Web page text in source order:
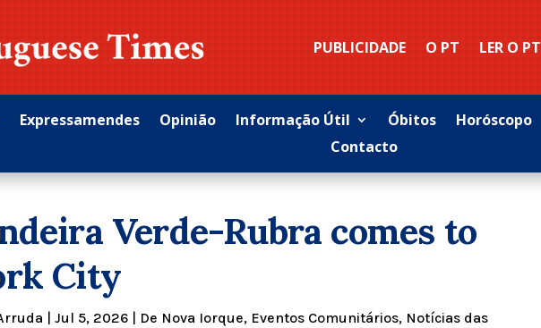
PUBLICIDADE O PT LER O PT
Expressamendes Opinião Informação Útil Óbitos Horóscopo
Contacto
Verde-Rubra comes to
City
|Jul 5, 2026 De Nova Iorque, Eventos Comunitários, Notícias das